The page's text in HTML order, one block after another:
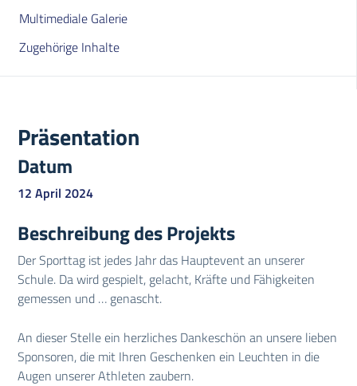
Multimediale Galerie
Zugehörige Inhalte
Präsentation
Datum
12 April 2024
Beschreibung des Projekts
Der Sporttag ist jedes Jahr das Hauptevent an unserer
Schule. Da wird gespielt, gelacht, Kräfte und Fähigkeiten
gemessen und … genascht.
An dieser Stelle ein herzliches Dankeschön an unsere lieben
Sponsoren, die mit Ihren Geschenken ein Leuchten in die
Augen unserer Athleten zaubern.